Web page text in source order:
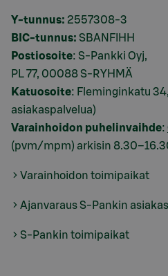
Y-tunnus: 2557308-3
BIC-tunnus: SBANFIHH
Postiosoite: S-Pankki Oyj,
PL 77, 00088 S-RYHMÄ
Katuosoite: Fleminginkatu
asiakaspalvelua)
Varainhoidon puhelinvaihde:
(pvm/mpm) arkisin
Varainhoidon toimipaikat
Ajanvaraus S-Pankin
S-Pankin toimipaikat